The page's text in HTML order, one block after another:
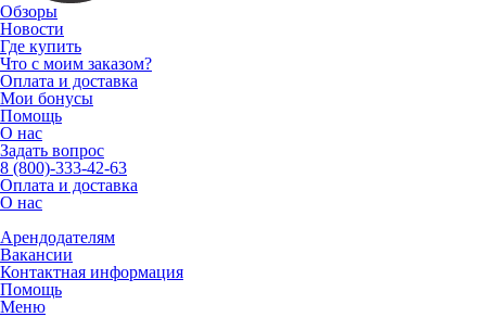
Обзоры
Новости
Где купить
Что с моим заказом?
Оплата и доставка
Мои бонусы
Помощь
О нас
Задать вопрос
8 (800)-333-42-63
Оплата и доставка
О нас
Арендодателям
Вакансии
Контактная информация
Помощь
Меню